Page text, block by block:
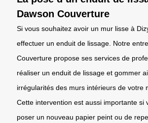
Dawson Couverture
Si vous souhaitez avoir un mur lisse à
effectuer un enduit de lissage. Notre
Couverture propose ses services de
réaliser un enduit de lissage et gommer
irrégularités des murs intérieurs de votre
Cette intervention est aussi importante si
poser un nouveau papier peint ou de